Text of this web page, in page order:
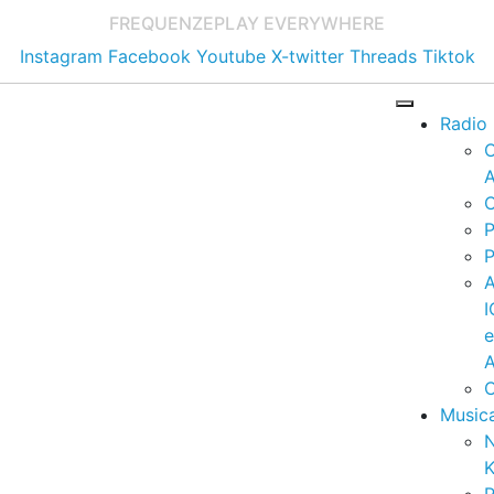
FREQUENZEPLAY EVERYWHERE
Instagram Facebook Youtube X-twitter Threads Tiktok
Radio
e